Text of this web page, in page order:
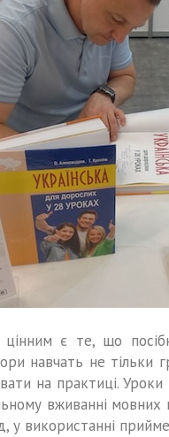
є те, що
навчать не тільки
на практиці.
вживанні мовних
у використанні